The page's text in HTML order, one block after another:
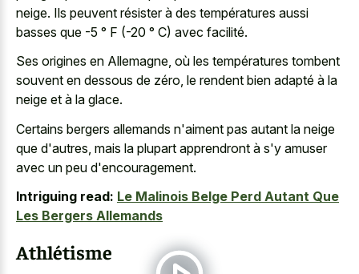
neige. Ils peuvent résister à des températures aussi
basses que -5 ° F (-20 ° C) avec facilité.
Ses origines en Allemagne, où les températures tombent
souvent en dessous de zéro, le rendent bien adapté à la
neige et à la glace.
Certains bergers allemands n'aiment pas autant la neige
que d'autres, mais la plupart apprendront à s'y amuser
avec un peu d'encouragement.
Intriguing read: Le Malinois Belge Perd Autant Que
Les Bergers Allemands
Athlétisme